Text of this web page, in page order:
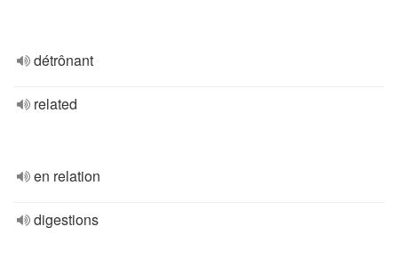
détrônant
related
en relation
digestions